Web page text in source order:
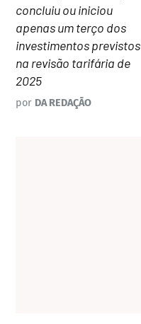
concluiu ou iniciou
apenas um terço dos
investimentos previstos
na revisão tarifária de
2025
por DA REDAÇÃO